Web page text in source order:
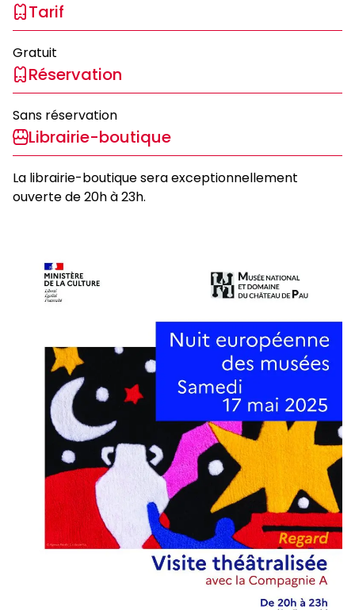
Tarif
Gratuit
Réservation
Sans réservation
Librairie-boutique
La librairie-boutique sera exceptionnellement
ouverte de 20h à 23h.